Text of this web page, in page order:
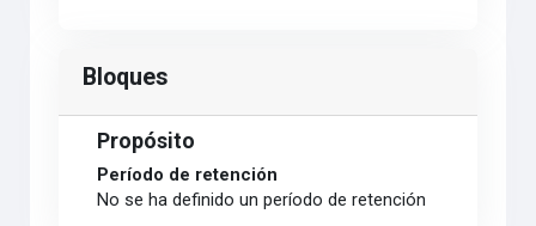
Bloques
Propósito
Período de retención
No se ha definido un período de retención